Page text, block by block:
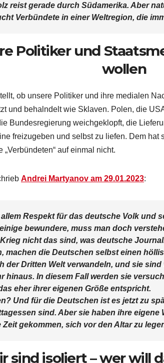
reist gerade durch Südamerika. Aber
Verbündete in einer Weltregion, die
Politiker und
wollen
ob unsere Politiker und ihre medialen
und behalndelt wie Sklaven. Polen, die
Bundesregierung weichgeklopft, die
freizugeben und selbst zu liefen. Dem
auf einmal nicht.
Andrei Martyanov am 29.01.2023:
Respekt für das deutsche Volk und
bewundere, muss man doch
nicht das sind, was deutsche
machen die Deutschen selbst einen
der Dritten Welt verwandeln, und sie
hinaus. In diesem Fall werden sie
eher ihrer eigenen Größe entspricht.
Und für die Deutschen ist es jetzt zu
sind. Aber sie haben ihre
gekommen, sich vor den Altar zu
sind isoliert – wer will